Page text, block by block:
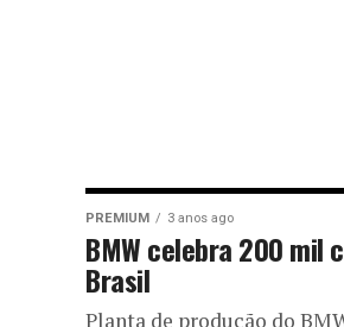
PREMIUM 3 anos ago
BMW celebra 200 mil
Brasil
Planta de produção do